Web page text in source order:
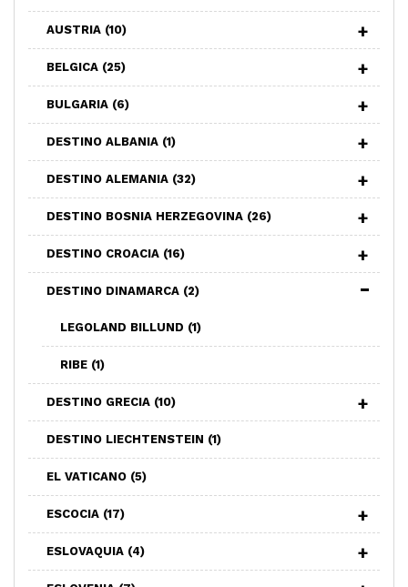
AUSTRIA (10)
BELGICA (25)
BULGARIA (6)
DESTINO ALBANIA (1)
DESTINO ALEMANIA (32)
DESTINO BOSNIA HERZEGOVINA (26)
DESTINO CROACIA (16)
DESTINO DINAMARCA (2)
LEGOLAND BILLUND (1)
RIBE (1)
DESTINO GRECIA (10)
DESTINO LIECHTENSTEIN (1)
EL VATICANO (5)
ESCOCIA (17)
ESLOVAQUIA (4)